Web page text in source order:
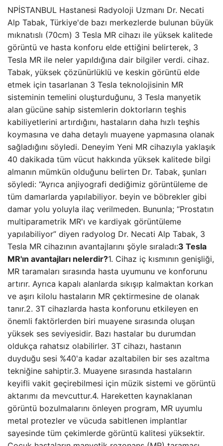
NPİSTANBUL Hastanesi Radyoloji Uzmanı Dr. Necati
Alp Tabak, Türkiye'de bazı merkezlerde bulunan büyük
mıknatıslı (70cm) 3 Tesla MR cihazı ile yüksek kalitede
görüntü ve hasta konforu elde ettiğini belirterek, 3
Tesla MR ile neler yapıldığına dair bilgiler verdi. cihaz.
Tabak, yüksek çözünürlüklü ve keskin görüntü elde
etmek için tasarlanan 3 Tesla teknolojisinin MR
sisteminin temelini oluşturduğunu, 3 Tesla manyetik
alan gücüne sahip sistemlerin doktorların teşhis
kabiliyetlerini artırdığını, hastaların daha hızlı teşhis
koymasına ve daha detaylı muayene yapmasına olanak
sağladığını söyledi. Deneyim Yeni MR cihazıyla yaklaşık
40 dakikada tüm vücut hakkında yüksek kalitede bilgi
almanın mümkün olduğunu belirten Dr. Tabak, şunları
söyledi: “Ayrıca anjiyografi dediğimiz görüntüleme de
tüm damarlarda yapılabiliyor. beyin ve böbrekler gibi
damar yolu yoluyla ilaç verilmeden. Bununla; “Prostatın
multiparametrik MR'ı ve kardiyak görüntüleme
yapılabiliyor” diyen radyolog Dr. Necati Alp Tabak, 3
Tesla MR cihazının avantajlarını şöyle sıraladı:3 Tesla
MR'ın avantajları nelerdir?1. Cihaz iç kısmının genişliği,
MR taramaları sırasında hasta uyumunu ve konforunu
artırır. Ayrıca kapalı alanlarda sıkışıp kalmaktan korkan
ve aşırı kilolu hastaların MR çektirmesine de olanak
tanır.2. 3T cihazlarda hasta konforunu etkileyen en
önemli faktörlerden biri muayene sırasında oluşan
yüksek ses seviyesidir. Bazı hastalar bu durumdan
oldukça rahatsız olabilirler. 3T cihazı, hastanın
duyduğu sesi %40'a kadar azaltabilen bir ses azaltma
tekniğine sahiptir.3. Muayene sırasında hastaların
keyifli vakit geçirebilmesi için müzik sistemi ve görüntü
aktarımı da mevcuttur.4. Hareketten kaynaklanan
görüntü bozulmalarını önleyen program, MR uyumlu
metal protezler ve vücuda sabitlenen implantlar
sayesinde tüm çekimlerde görüntü kalitesi yüksektir.